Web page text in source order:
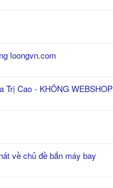
loongvn.com
Trị Cao - KHÔNG WEBSHOP
về chủ đề bắn máy bay